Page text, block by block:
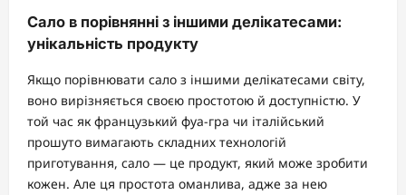
Сало в порівнянні з іншими делікатесами:
унікальність продукту
Якщо порівнювати сало з іншими делікатесами світу,
воно вирізняється своєю простотою й доступністю. У
той час як французький фуа-гра чи італійський
прошуто вимагають складних технологій
приготування, сало — це продукт, який може зробити
кожен. Але ця простота оманлива, адже за нею